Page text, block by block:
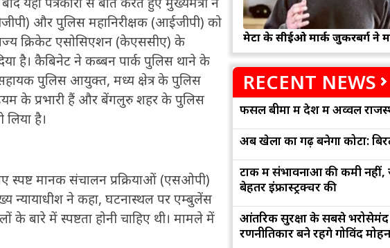
और पुलिस महानिरीक्षक (आईजीपी) को
क्रिकेट एसोसिएशन (केएससीए) के
है। कैबिनेट ने कब्बन पार्क पुलिस थाने के
पुलिस आयुक्त, मध्य क्षेत्र के पुलिस
के प्रभारी हैं और बेंगलुरु शहर के पुलिस
है।
स्पष्ट मानक संचालन प्रक्रियाओं (एसओपी)
न्यायाधीश ने कहा, घटनास्थल पर एम्बुलेंस
बारे में स्पष्टता होनी चाहिए थी। मामले में
मेटा के सीईओ मार्क जुकरबर्ग ने
RECENT NEWS
फसल बीमा में देश में अव्वल
अब खेलों का गढ़ बनेगा कोटा:
टोंक में संभावनाओं की कमी
बेहतर इंफ्रास्ट्रक्चर की
आंतरिक सुरक्षा के सबसे भरोसेमंद
रणनीतिकार बने रहेंगे गोविंद मोहन